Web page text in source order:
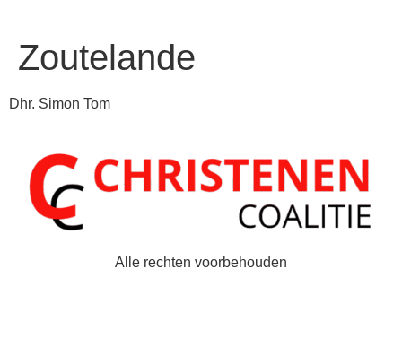
Zoutelande
Dhr. Simon Tom
Alle rechten voorbehouden